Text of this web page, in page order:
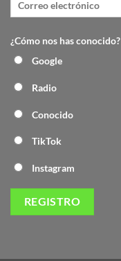
¿Cómo nos has conocido?
Google
Radio
Conocido
TikTok
Instagram